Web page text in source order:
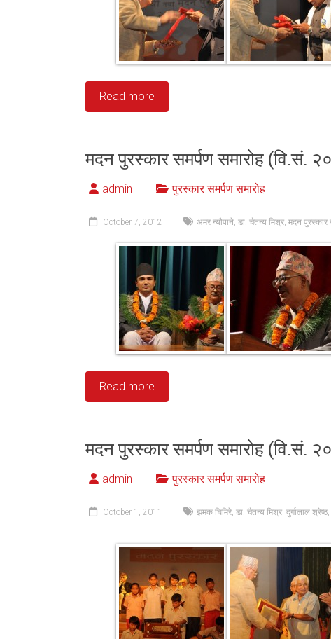
Read more
मदन पुरस्कार समर्पण समारोह (वि.सं.
admin पुरस्कार समर्पण समारोह
October 7, 2012 अमर न्यौपाने, डा. चैतन्य मिश्र, मदन पुरस्कार
Read more
मदन पुरस्कार समर्पण समारोह (वि.सं.
admin पुरस्कार समर्पण समारोह
October 1, 2011 झमक घिमिरे, डा. चैतन्य मिश्र, दुर्गालाल श्रेष्ठ,